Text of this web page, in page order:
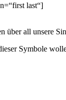
last“]
über all unsere
Symbole